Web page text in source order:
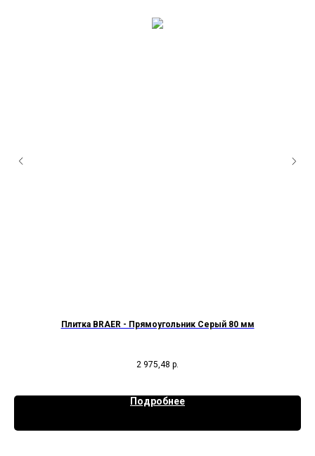
Плитка BRAER - Прямоугольник Серый 80 мм
2 975,48 р.
Подробнее